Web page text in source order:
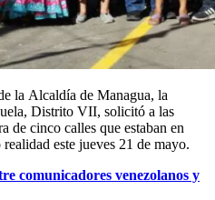
la Alcaldía de Managua, la
Distrito VII, solicitó a las
de cinco calles que estaban en
este jueves 21 de mayo.
comunicadores venezolanos y